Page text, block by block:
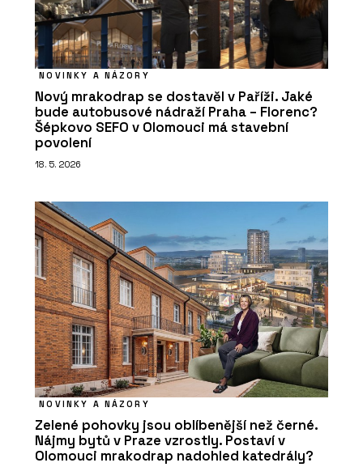
NOVINKY A NÁZORY
Nový mrakodrap se dostavěl v Paříži. Jaké
bude autobusové nádraží Praha – Florenc?
Šépkovo SEFO v Olomouci má stavební
povolení
18. 5. 2026
NOVINKY A NÁZORY
Zelené pohovky jsou oblíbenější než černé.
Nájmy bytů v Praze vzrostly. Postaví v
Olomouci mrakodrap nadohled katedrály?